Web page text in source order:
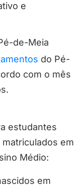
e
de-Meia
do Pé-
com o mês
estudantes
em
Médio:
em